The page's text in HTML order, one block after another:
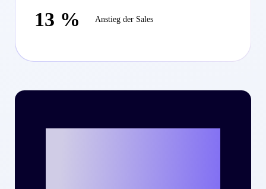
13 % Anstieg der Sales